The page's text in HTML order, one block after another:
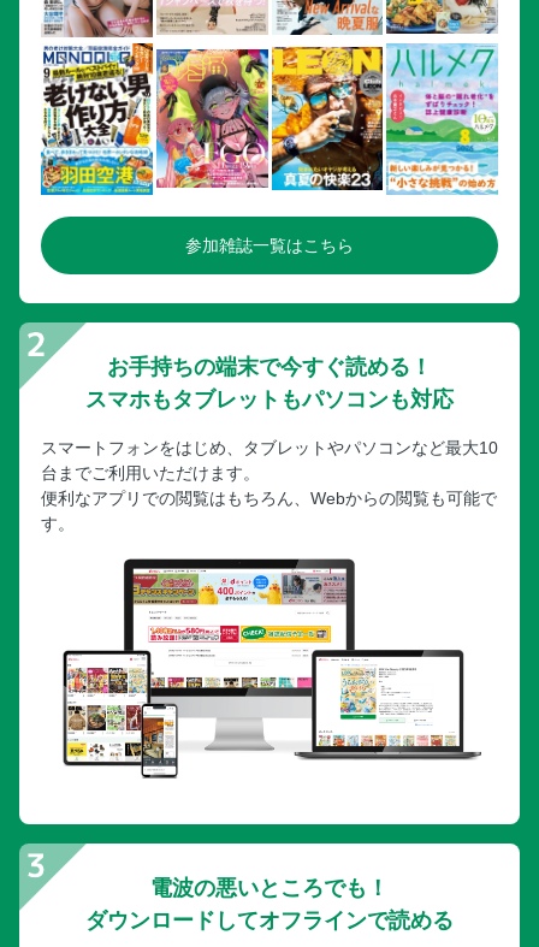
参加雑誌一覧はこちら
お手持ちの端末で今すぐ読める！
スマホもタブレットもパソコンも対応
スマートフォンをはじめ、タブレットやパソコンなど最大10
台までご利用いただけます。
便利なアプリでの閲覧はもちろん、Webからの閲覧も可能で
す。
電波の悪いところでも！
ダウンロードしてオフラインで読める